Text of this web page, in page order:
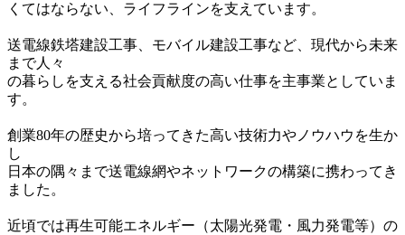
くてはならない、ライフラインを支えています。
送電線鉄塔建設工事、モバイル建設工事など、現代から未来
まで人々
の暮らしを支える社会貢献度の高い仕事を主事業としていま
す。
創業80年の歴史から培ってきた高い技術力やノウハウを生か
し
日本の隅々まで送電線網やネットワークの構築に携わってき
ました。
近頃では再生可能エネルギー（太陽光発電・風力発電等）の